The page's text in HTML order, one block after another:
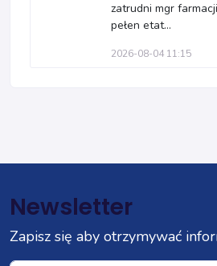
zatrudni mgr
pełen etat...
2026-08-04 11:15
Newsletter
Zapisz się aby otrzymywać